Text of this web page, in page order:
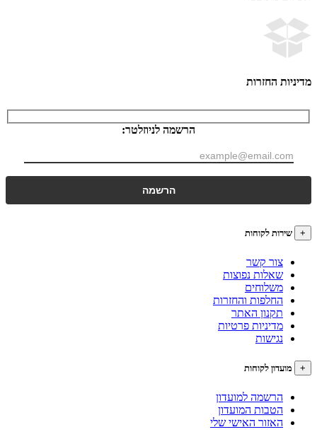
החזרות
הרשמה לניוזלטר:
לקוחות
צור קשר
שאלות נפוצות
משלוחים
החלפות והחזרות
תקנון האתר
מדיניות פרטיות
נגישות
לקוחות
הרשמה למועדון
הטבות המועדון
האזור האישי שלי